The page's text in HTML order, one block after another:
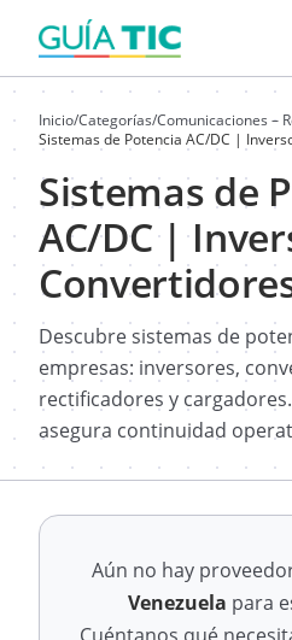
Inicio/Categorías/Comunicaciones –
Sistemas de Potencia AC/DC |
Sistemas de
AC/DC |
Descubre sistemas de
empresas: inversores,
rectificadores y
asegura continuidad
Aún no hay
Venezuela para